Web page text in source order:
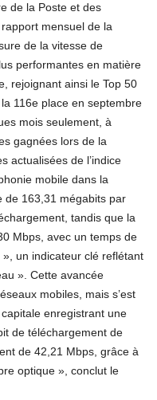
de la Poste et des
mensuel de la
de la vitesse de
performantes en matière
rejoignant ainsi le Top 50
116e place en septembre
mois seulement, à
gagnées lors de la
actualisées de l’indice
mobile dans la
de 163,31 mégabits par
tandis que la
Mbps, avec un temps de
un indicateur clé reflétant
». Cette avancée
mobiles, mais s’est
enregistrant une
de téléchargement de
de 42,21 Mbps, grâce à
optique », conclut le